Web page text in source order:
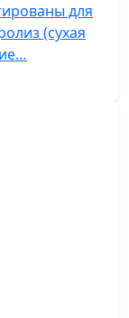
для
(сухая